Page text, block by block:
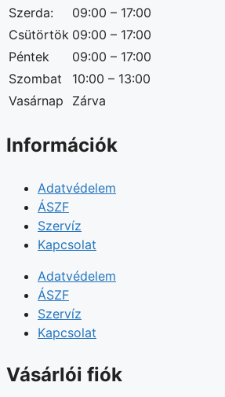
Szerda:
09:00 – 17:00
Csütörtök 09:00 – 17:00
Péntek
09:00 – 17:00
Szombat
10:00 – 13:00
Vasárnap
Zárva
Információk
Adatvédelem
ÁSZF
Szervíz
Kapcsolat
Adatvédelem
ÁSZF
Szervíz
Kapcsolat
Vásárlói fiók